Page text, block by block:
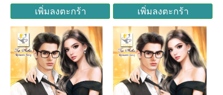
เพิ่มลงตะกร้า
เพิ่มลงตะกร้า